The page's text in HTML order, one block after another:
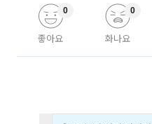
좋아요
0
화나요
0